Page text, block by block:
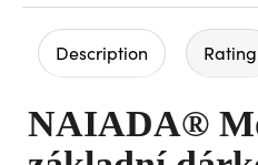
Description Rating
NAIADA®